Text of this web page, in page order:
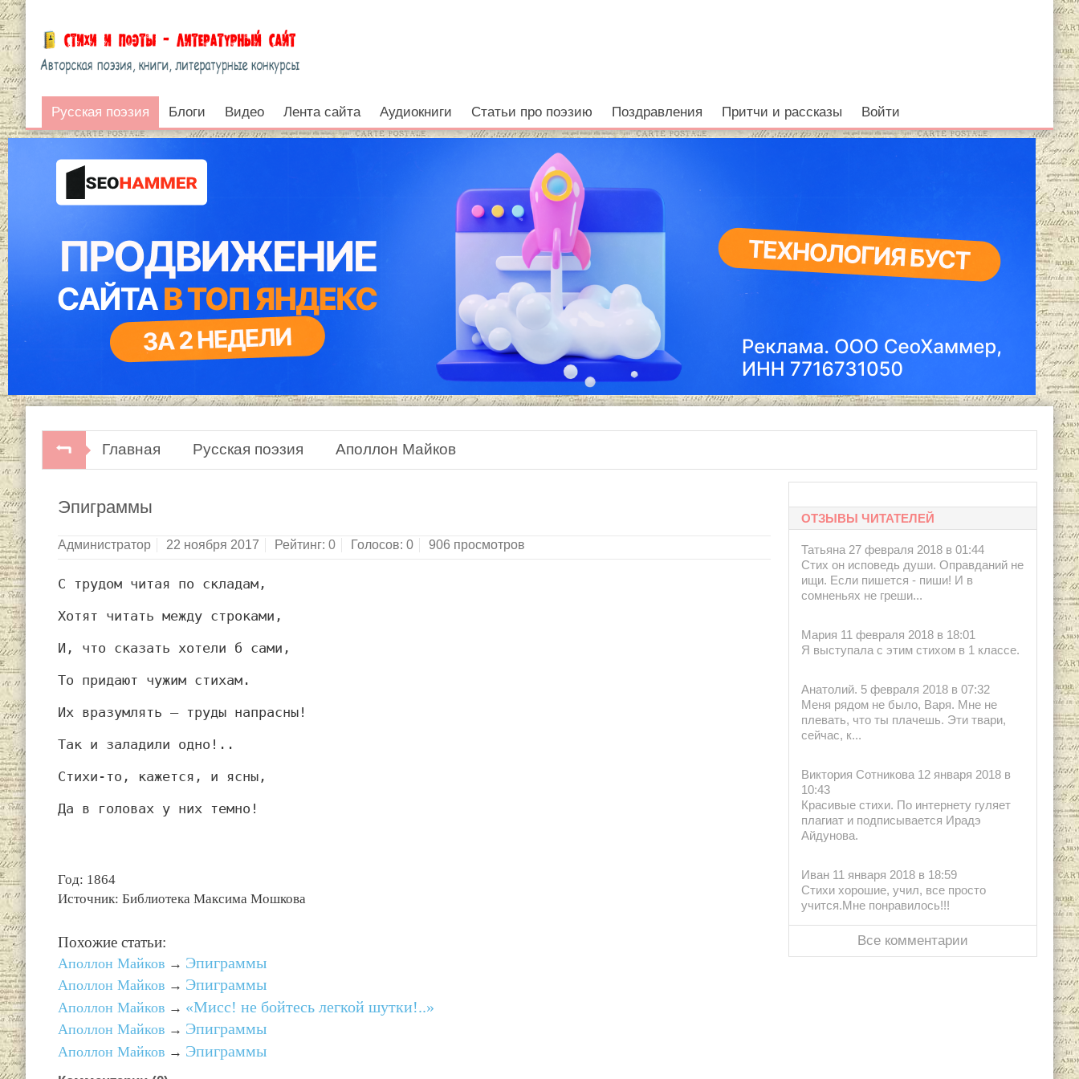
Русская поэзия
Русская поэзия Блоги Видео Лента сайта Аудиокниги Статьи про поэзию Поздравления Притчи и рассказы Войти
Главная Русская поэзия Аполлон Майков
Эпиграммы
Администратор 22 ноября 2017 Рейтинг: 0 Голосов: 0 906 просмотров
С трудом читая по складам,
Хотят читать между строками,
И, что сказать хотели б сами,
То придают чужим стихам.
Их вразумлять — труды напрасны!
Так и заладили одно!..
Стихи-то, кажется, и ясны,
Да в головах у них темно!
Год: 1864
Источник: Библиотека Максима Мошкова
Похожие статьи:
Аполлон Майков → Эпиграммы
Аполлон Майков → Эпиграммы
Аполлон Майков → «Мисс! не бойтесь легкой шутки!..»
Аполлон Майков → Эпиграммы
Аполлон Майков → Эпиграммы
ОТЗЫВЫ ЧИТАТЕЛЕЙ
Татьяна 27 февраля 2018 в 01:44
Стих он исповедь души. Оправданий не
ищи. Если пишется - пиши! И в
сомненьях не греши...
Мария 11 февраля 2018 в 18:01
Я выступала с этим стихом в 1 классе.
Анатолий. 5 февраля 2018 в 07:32
Меня рядом не было, Варя. Мне не
плевать, что ты плачешь. Эти твари,
сейчас, к...
Виктория Сотникова 12 января 2018 в
10:43
Красивые стихи. По интернету гуляет
плагиат и подписывается Ирадэ
Айдунова.
Иван 11 января 2018 в 18:59
Стихи хорошие, учил, все просто
учится.Мне понравилось!!!
Все комментарии